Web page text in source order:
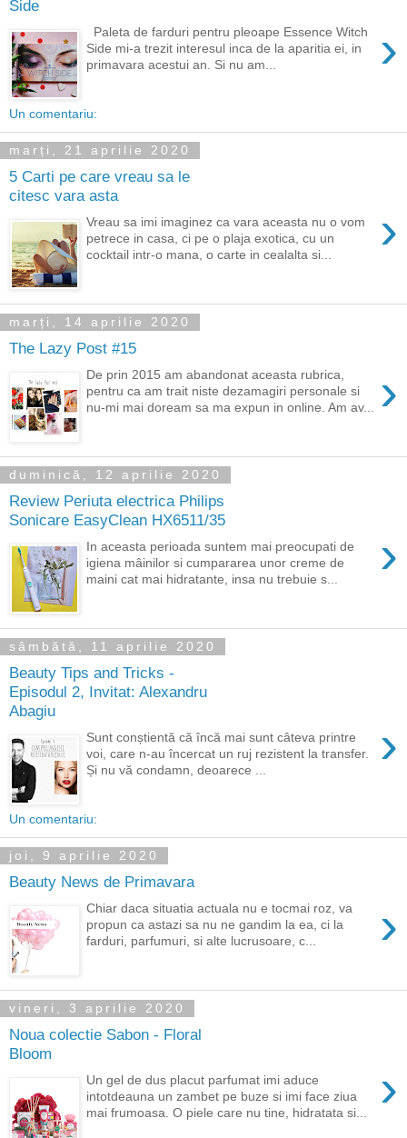
Side
›
Paleta de farduri pentru pleoape Essence Witch
Side mi-a trezit interesul inca de la aparitia ei, in
primavara acestui an. Si nu am...
Un comentariu:
marți, 21 aprilie 2020
5 Carti pe care vreau sa le
citesc vara asta
›
Vreau sa imi imaginez ca vara aceasta nu o vom
petrece in casa, ci pe o plaja exotica, cu un
cocktail intr-o mana, o carte in cealalta si...
marți, 14 aprilie 2020
The Lazy Post #15
›
De prin 2015 am abandonat aceasta rubrica,
pentru ca am trait niste dezamagiri personale si
nu-mi mai doream sa ma expun in online. Am av...
duminică, 12 aprilie 2020
Review Periuta electrica Philips
Sonicare EasyClean HX6511/35
›
In aceasta perioada suntem mai preocupati de
igiena mâinilor si cumpararea unor creme de
maini cat mai hidratante, insa nu trebuie s...
sâmbătă, 11 aprilie 2020
Beauty Tips and Tricks -
Episodul 2, Invitat: Alexandru
Abagiu
›
Sunt conștientă că încă mai sunt câteva printre
voi, care n-au încercat un ruj rezistent la transfer.
Și nu vă condamn, deoarece ...
Un comentariu:
joi, 9 aprilie 2020
Beauty News de Primavara
›
Chiar daca situatia actuala nu e tocmai roz, va
propun ca astazi sa nu ne gandim la ea, ci la
farduri, parfumuri, si alte lucrusoare, c...
vineri, 3 aprilie 2020
Noua colectie Sabon - Floral
Bloom
›
Un gel de dus placut parfumat imi aduce
intotdeauna un zambet pe buze si imi face ziua
mai frumoasa. O piele care nu tine, hidratata si...